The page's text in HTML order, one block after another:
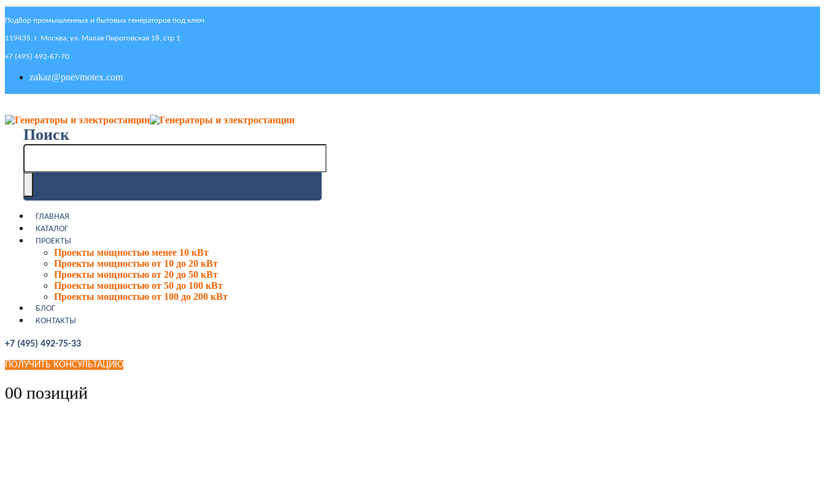
Подбор промышленных и бытовых генераторов под ключ
119435, г. Москва, ул. Малая Пироговская 18, стр 1
+7 (495) 492-67-70
zakaz@pnevmotex.com
Поиск
ГЛАВНАЯ
КАТАЛОГ
ПРОЕКТЫ
Проекты мощностью менее 10 кВт
Проекты мощностью от 10 до 20 кВт
Проекты мощностью от 20 до 50 кВт
Проекты мощностью от 50 до 100 кВт
Проекты мощностью от 100 до 200 кВт
БЛОГ
КОНТАКТЫ
+7 (495) 492-75-33
ПОЛУЧИТЬ КОНСУЛЬТАЦИЮ
00 позиций